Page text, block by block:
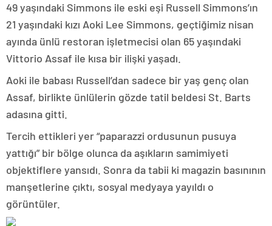
49 yaşındaki Simmons ile eski eşi Russell Simmons’ın
21 yaşındaki kızı Aoki Lee Simmons, geçtiğimiz nisan
ayında ünlü restoran işletmecisi olan 65 yaşındaki
Vittorio Assaf ile kısa bir ilişki yaşadı.
Aoki ile babası Russell’dan sadece bir yaş genç olan
Assaf, birlikte ünlülerin gözde tatil beldesi St. Barts
adasına gitti.
Tercih ettikleri yer “paparazzi ordusunun pusuya
yattığı” bir bölge olunca da aşıkların samimiyeti
objektiflere yansıdı. Sonra da tabii ki magazin basınının
manşetlerine çıktı, sosyal medyaya yayıldı o
görüntüler.